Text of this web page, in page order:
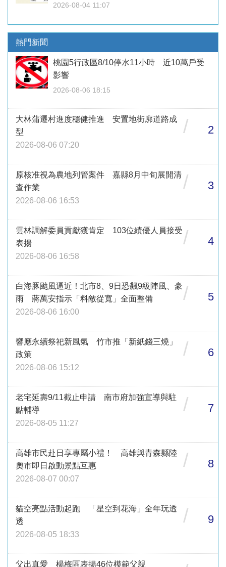
2026-08-04 11:07
熱門新聞
桃園5行政區8/10停水11小時 近10萬戶受
影響
2026-08-06 18:15
大林蒲遷村進度穩健推進 安置地街廓道路成
型
2026-08-06 07:20
/ 2
原核准視為農地列管案件 嘉縣8月中旬展開清
查作業
2026-08-06 16:53
/ 3
雲林調解委員貢獻獲肯定 103位績優人員接受
表揚
2026-08-06 16:58
/ 4
白海豚颱風逼近！北市8、9日恐飆9級陣風、豪
雨 蔣萬安指示「料敵從寬」全面整備
2026-08-06 16:00
/ 5
響應永續祭祀新風氣 竹市推「新紙錢三燒」
政策
2026-08-06 15:12
/ 6
老宅延壽9/11截止申請 南市府加強宣導與駐
點輔導
2026-08-05 11:27
/ 7
高雄市民赴日享專屬小禮！ 高雄與青森縣陸
奧市即日啟動景點互惠
2026-08-07 00:07
/ 8
貓空亮點活動起跑 「星空到花海」全年玩透
透
2026-08-05 18:33
/ 9
父出真愛 楊梅區表揚46位模範父親